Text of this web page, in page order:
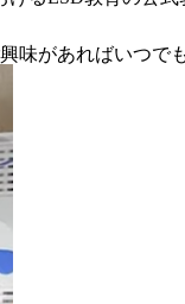
があればいつで